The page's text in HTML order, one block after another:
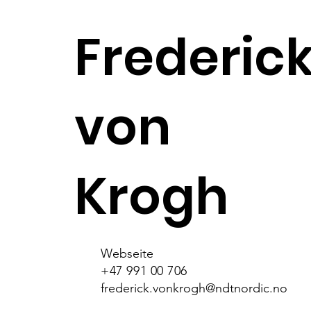
von
Krogh
Webseite
+47 991 00 706
frederick.vonkrogh@ndtnordic.no